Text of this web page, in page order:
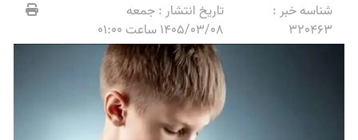
شناسه خبر :
320463
تاریخ انتشار :جمعه
1405/03/08 ساعت 01:00